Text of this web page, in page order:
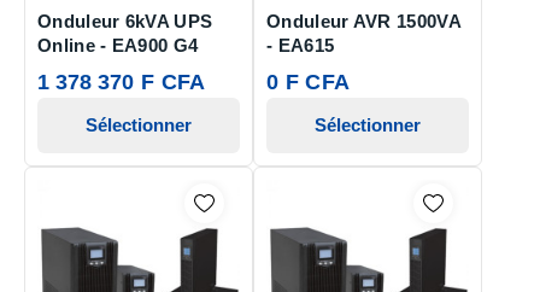
Onduleur 6kVA UPS
Online - EA900 G4
1 378 370 F CFA
Sélectionner
Onduleur AVR 1500VA
- EA615
0 F CFA
Sélectionner